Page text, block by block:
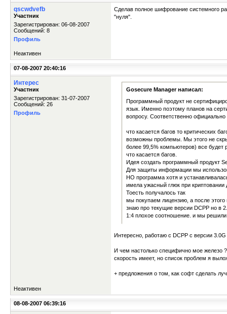
qscwdvefb
Участник
Зарегистрирован: 06-08-2007
Сообщений: 8
Профиль
Сделав полное шифрование системного
"нуля".
Неактивен
07-08-2007 20:40:16
Интерес
Участник
Зарегистрирован: 31-07-2007
Сообщений: 26
Профиль
Gosecure Manager написал:
Программный продукт не
язык. Именно поэтому планов на
вопросу. Соответственно
что касается багов то критических
возможны проблемы. Мы этого не
более 99,5% компьютеров) все будет
что касается багов.
Идея создать программный продукт
Для защиты информации мы
НО программа хотя и
имела ужасный глюк при криптовании
Тоесть получалось так
мы покупаем лицензию, а после
знаю про текущие версии DCPP но в
1:4 плохое соотношение. и мы решили
Интересно, работаю с DCPP с версии
И чем настолько специфично мое железо
скорость имеет, но список проблем я
+ предложения о том, как софт сделать
Неактивен
08-08-2007 06:39:16